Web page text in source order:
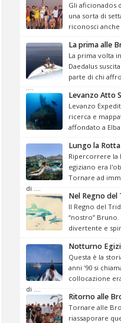
Gli aficionados
una sorta di
riconosci
La prima alle
La prima volta
Daedalus
parte di chi
....
Levanzo Atto
Levanzo
ricerca e
affondato a
Lungo la
Ripercorrere la
egiziano era
Tornare ad
di ....
Nel Regno
Il Regno del
“nostro”
divertente e
Notturno
Questa è la
anni '90 si
collocazione
di ....
Ritorno alle
Tornare alle
riassaporare